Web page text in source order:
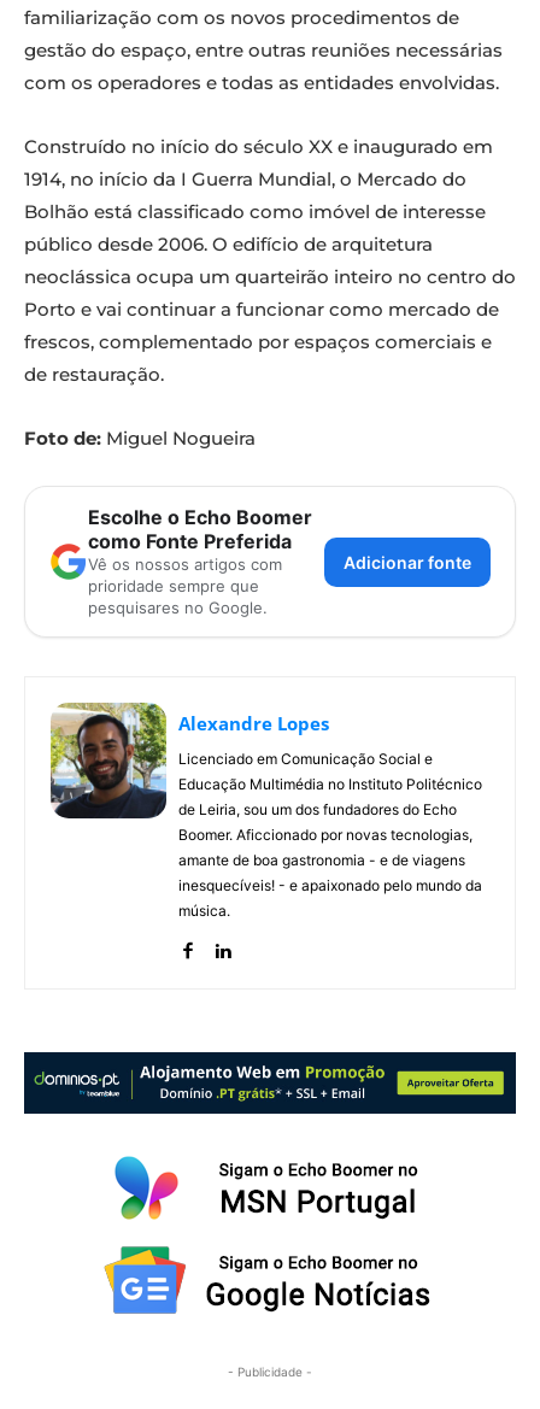
familiarização com os novos procedimentos de
gestão do espaço, entre outras reuniões necessárias
com os operadores e todas as entidades envolvidas.
Construído no início do século XX e inaugurado em
1914, no início da I Guerra Mundial, o Mercado do
Bolhão está classificado como imóvel de interesse
público desde 2006. O edifício de arquitetura
neoclássica ocupa um quarteirão inteiro no centro do
Porto e vai continuar a funcionar como mercado de
frescos, complementado por espaços comerciais e
de restauração.
Foto de: Miguel Nogueira
Escolhe o Echo Boomer
como Fonte Preferida
Vê os nossos artigos com
prioridade sempre que
pesquisares no Google.
Adicionar fonte
Alexandre Lopes
Licenciado em Comunicação Social e
Educação Multimédia no Instituto Politécnico
de Leiria, sou um dos fundadores do Echo
Boomer. Aficcionado por novas tecnologias,
amante de boa gastronomia - e de viagens
inesquecíveis! - e apaixonado pelo mundo da
música.
- Publicidade -